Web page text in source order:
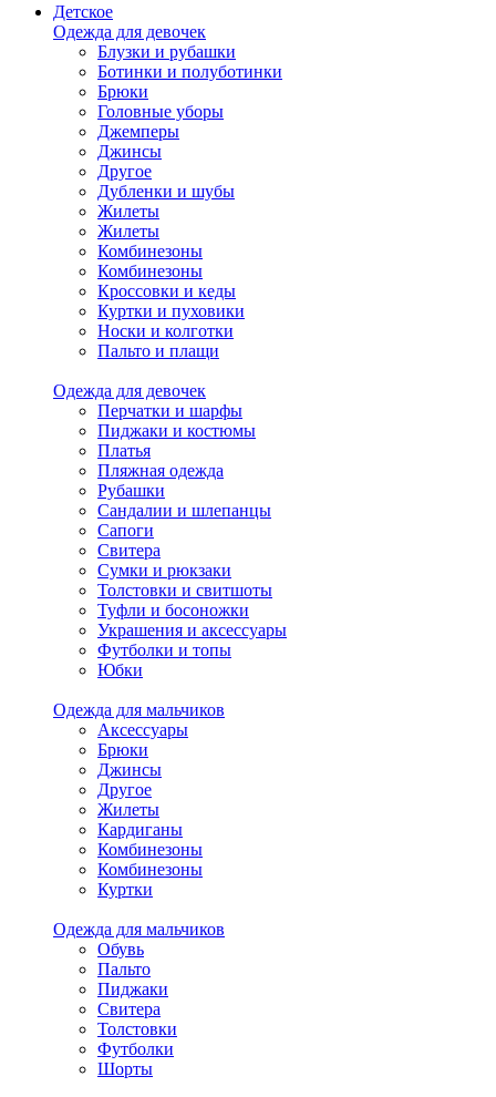
Детское
Одежда для девочек
Блузки и рубашки
Ботинки и полуботинки
Брюки
Головные уборы
Джемперы
Джинсы
Другое
Дубленки и шубы
Жилеты
Жилеты
Комбинезоны
Комбинезоны
Кроссовки и кеды
Куртки и пуховики
Носки и колготки
Пальто и плащи
Одежда для девочек
Перчатки и шарфы
Пиджаки и костюмы
Платья
Пляжная одежда
Рубашки
Сандалии и шлепанцы
Сапоги
Свитера
Сумки и рюкзаки
Толстовки и свитшоты
Туфли и босоножки
Украшения и аксессуары
Футболки и топы
Юбки
Одежда для мальчиков
Аксессуары
Брюки
Джинсы
Другое
Жилеты
Кардиганы
Комбинезоны
Комбинезоны
Куртки
Одежда для мальчиков
Обувь
Пальто
Пиджаки
Свитера
Толстовки
Футболки
Шорты